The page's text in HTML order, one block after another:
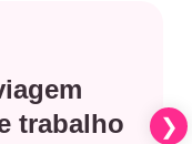
trabalho​